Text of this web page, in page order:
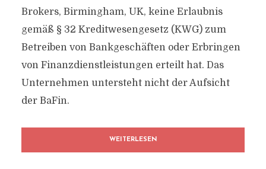
Brokers, Birmingham, UK, keine Erlaubnis
gemäß § 32 Kreditwesengesetz (KWG) zum
Betreiben von Bankgeschäften oder Erbringen
von Finanzdienstleistungen erteilt hat. Das
Unternehmen untersteht nicht der Aufsicht
der BaFin.
WEITERLESEN